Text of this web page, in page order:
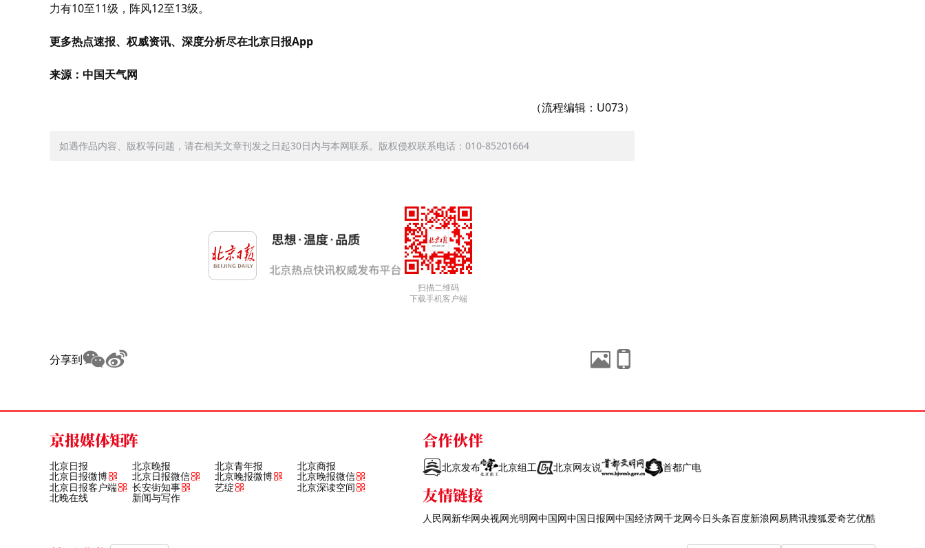
力有10至11级，阵风12至13级。
更多热点速报、权威资讯、深度分析尽在北京日报App
来源：中国天气网
（流程编辑：U073）
如遇作品内容、版权等问题，请在相关文章刊发之日起30日内与本网联系。版权侵权联系电话：010-85201664
扫描二维码
下载手机客户端
分享到
京报媒体矩阵
北京日报 北京晚报 北京青年报 北京商报
北京日报微博 北京日报微信 北京晚报微博
北京晚报微信
北京日报客户端
长安街知事 艺绽 北京深读空间
北晚在线 新闻与写作
合作伙伴
北京发布 北京组工 北京网友说 首都广电
友情链接
人民网新华网央视网光明网中国网中国日报网中国经济网千龙网今日头条百度新浪网易腾讯搜狐爱奇艺优酷